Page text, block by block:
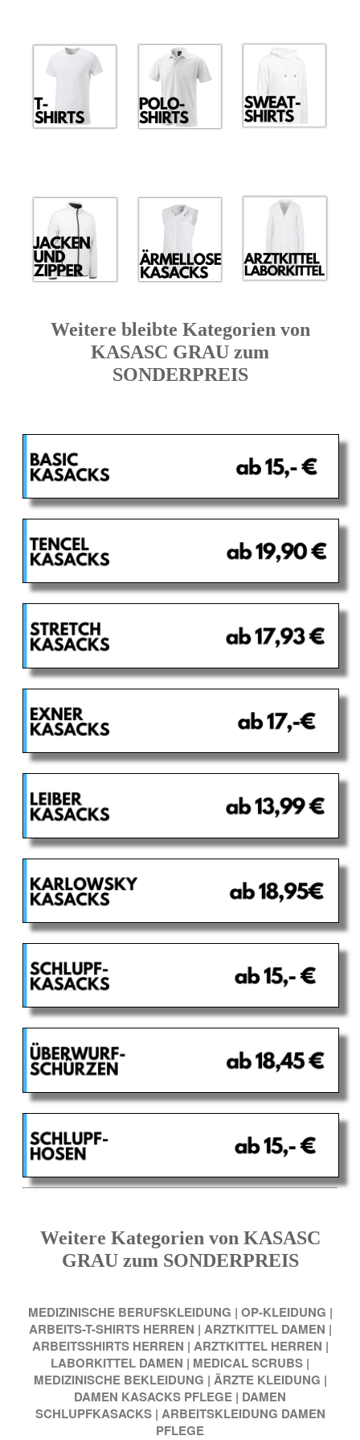
Weitere bleibte Kategorien von
KASASC GRAU zum
SONDERPREIS
Weitere Kategorien von KASASC
GRAU zum SONDERPREIS
MEDIZINISCHE BERUFSKLEIDUNG | OP-KLEIDUNG |
ARBEITS-T-SHIRTS HERREN | ARZTKITTEL DAMEN |
ARBEITSSHIRTS HERREN | ARZTKITTEL HERREN |
LABORKITTEL DAMEN | MEDICAL SCRUBS |
MEDIZINISCHE BEKLEIDUNG | ÄRZTE KLEIDUNG |
DAMEN KASACKS PFLEGE | DAMEN
SCHLUPFKASACKS | ARBEITSKLEIDUNG DAMEN
PFLEGE